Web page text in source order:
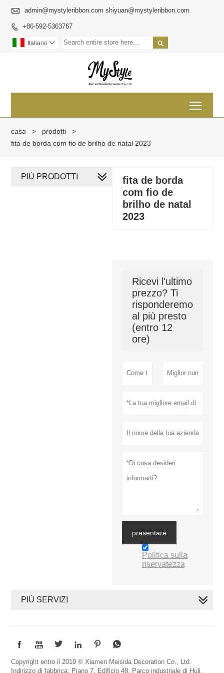
 admin@mystyleribbon.com shiyuan@mystyleribbon.com
 +86-592-5363767

Italiano 
casa > prodotti
>
fita de borda com fio de brilho de natal 2023
fita de borda
com fio de
brilho de natal
2023
Ricevi l'ultimo
prezzo? Ti
risponderemo
al più presto
(entro 12
ore)
presentare
Politica sulla
riservatezza
PIÙ PRODOTTI
PIÙ SERVIZI
     
Copyright entro il 2019 © Xiamen Meisida Decoration Co., Ltd.
Indirizzo di fabbrica: Piano 7, Edificio 48, Parco industriale di Huli,